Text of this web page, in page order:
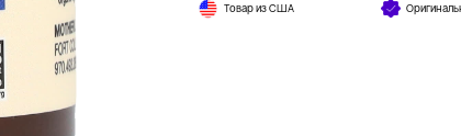
Товар из США